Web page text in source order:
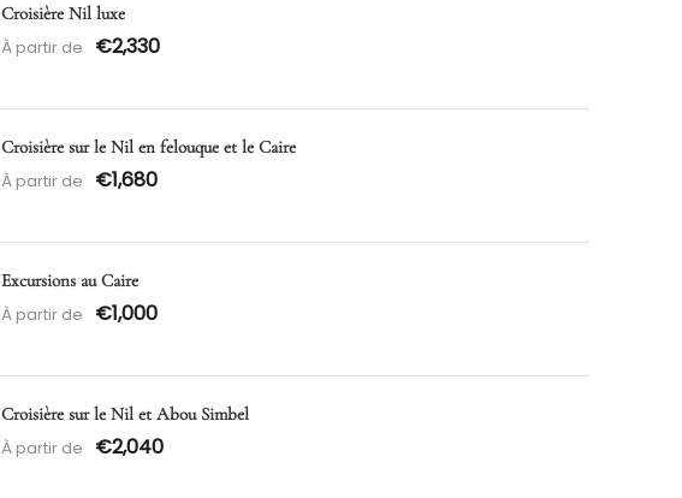
Croisière Nil luxe
À partir de €2,330
Croisière sur le Nil en felouque et le Caire
À partir de €1,680
Excursions au Caire
À partir de €1,000
Croisière sur le Nil et Abou Simbel
À partir de €2,040